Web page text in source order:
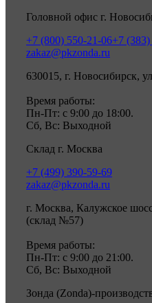
Головной офис г.
+7 (800) 550-21-06+7
zakaz@pkzonda.ru
630015, г. Новосибирск,
Время работы:
Пн-Пт: с 9:00 до 18:00.
Сб, Вс: Выходной
Склад г. Москва
+7 (499) 390-59-69
zakaz@pkzonda.ru
г. Москва, Калужское
(склад №57)
Время работы:
Пн-Пт: с 9:00 до 21:00.
Сб, Вс: Выходной
Зонда (Zonda)-